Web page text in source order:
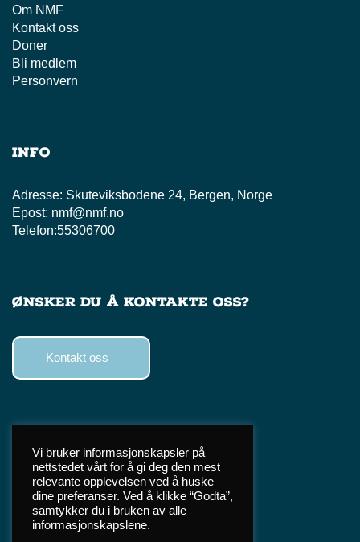
Om NMF
Kontakt oss
Doner
Bli medlem
Personvern
Info
Adresse: Skuteviksbodene 24, Bergen, Norge
Epost: nmf@nmf.no
Telefon:55306700
Ønsker du å kontakte oss?
Kontakt oss
Facebook
Instagram
TikTok
Vi bruker informasjonskapsler på
nettstedet vårt for å gi deg den mest
relevante opplevelsen ved å huske
dine preferanser. Ved å klikke “Godta”,
samtykker du i bruken av alle
informasjonskapslene.